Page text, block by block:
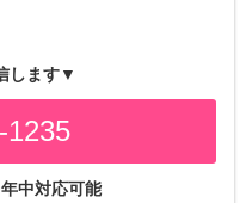
します▼
1235
年中対応可能